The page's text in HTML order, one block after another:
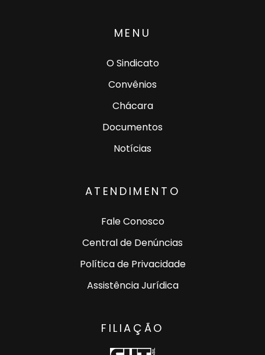
MENU
O Sindicato
Convênios
Chácara
Documentos
Notícias
ATENDIMENTO
Fale Conosco
Central de Denúncias
Política de Privacidade
Assistência Jurídica
FILIAÇÃO